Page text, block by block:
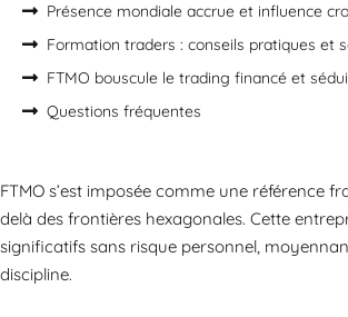
Présence mondiale accrue et influence
Formation traders : conseils pratiques et
FTMO bouscule le trading financé et
Questions fréquentes
FTMO s’est imposée comme une référence
delà des frontières hexagonales. Cette
significatifs sans risque personnel,
discipline.